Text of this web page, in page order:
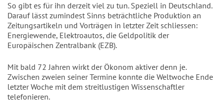
So gibt es für ihn derzeit viel zu tun. Speziell in Deutschland.
Darauf lässt zumindest Sinns beträchtliche Produktion an
Zeitungsartikeln und Vorträgen in letzter Zeit schliessen:
Energiewende, Elektroautos, die Geldpolitik der
Europäischen Zentralbank (EZB).
Mit bald 72 Jahren wirkt der Ökonom aktiver denn je.
Zwischen zweien seiner Termine konnte die Weltwoche Ende
letzter Woche mit dem streitlustigen Wissenschaftler
telefonieren.